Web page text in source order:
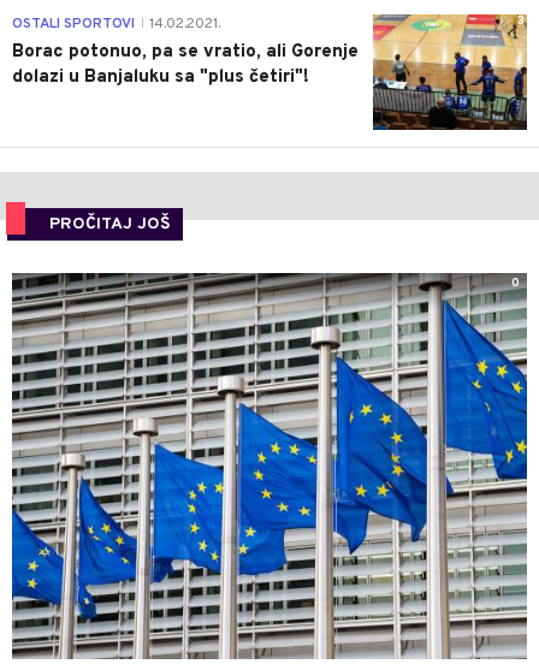
3
OSTALI SPORTOVI 14.02.2021.
Borac potonuo, pa se vratio, ali Gorenje
dolazi u Banjaluku sa "plus četiri"!
PROČITAJ JOŠ
0